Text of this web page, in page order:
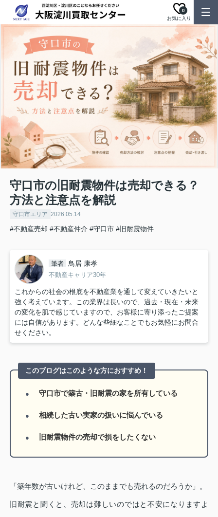
お気に入り
0
守口市の旧耐震物件は売却できる？
方法と注意点を解説
守口市エリア 2026.05.14
#不動産売却 #不動産仲介 #守口市 #旧耐震物件
筆者 鳥居 康孝
不動産キャリア30年
これからの社会の根底を不動産業を通して変えていきたいと
強く考えています。この業界は長いので、過去・現在・未来
の変化を肌で感じていますので、お客様に寄り添ったご提案
には自信があります。どんな些細なことでもお気軽にお問合
せください。
このブログはこのような方におすすめ！
守口市で築古・旧耐震の家を所有している
相続した古い実家の扱いに悩んでいる
旧耐震物件の売却で損をしたくない
「築年数が古いけれど、このままでも売れるのだろうか」。
旧耐震と聞くと、売却は難しいのではと不安になりますよ